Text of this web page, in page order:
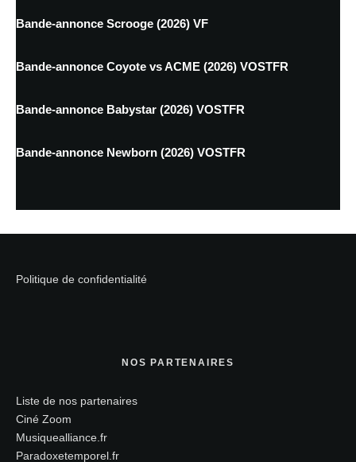
Bande-annonce Scrooge (2026) VF
Bande-annonce Coyote vs ACME (2026) VOSTFR
Bande-annonce Babystar (2026) VOSTFR
Bande-annonce Newborn (2026) VOSTFR
Politique de confidentialité
NOS PARTENAIRES
Liste de nos partenaires
Ciné Zoom
Musiquealliance.fr
Paradoxetemporel.fr